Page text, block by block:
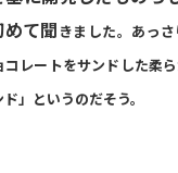
て聞 きました。あっ
レートをサンドした柔
」というのだそう。